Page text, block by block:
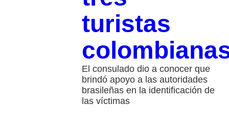
turistas
El consulado dio a conocer que
brindó apoyo a las autoridades
brasileñas en la identificación de
las víctimas